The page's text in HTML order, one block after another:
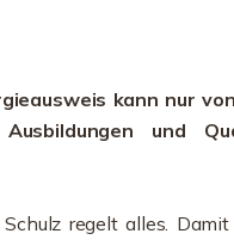
kann nur
und
regelt alles.